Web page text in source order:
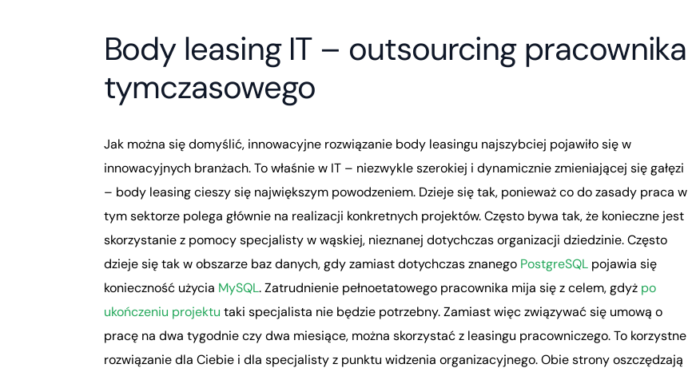
Body leasing IT – outsourcing pracownika
tymczasowego
Jak można się domyślić, innowacyjne rozwiązanie body leasingu najszybciej pojawiło się w
innowacyjnych branżach. To właśnie w IT – niezwykle szerokiej i dynamicznie zmieniającej się gałęzi
– body leasing cieszy się największym powodzeniem. Dzieje się tak, ponieważ co do zasady praca w
tym sektorze polega głównie na realizacji konkretnych projektów. Często bywa tak, że konieczne jest
skorzystanie z pomocy specjalisty w wąskiej, nieznanej dotychczas organizacji dziedzinie. Często
dzieje się tak w obszarze baz danych, gdy zamiast dotychczas znanego PostgreSQLpojawia się
konieczność użycia MySQL. Zatrudnienie pełnoetatowego pracownika mija się z celem, gdyż po
ukończeniu projektu taki specjalista nie będzie potrzebny. Zamiast więc związywać się umową o
pracę na dwa tygodnie czy dwa miesiące, można skorzystać z leasingu pracowniczego. To korzystne
rozwiązanie dla Ciebie i dla specjalisty z punktu widzenia organizacyjnego. Obie strony oszczędzają